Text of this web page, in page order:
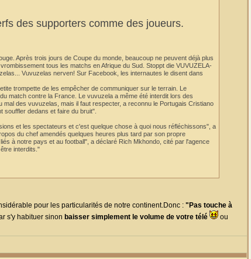
des supporters comme des joueurs.
Après trois jours de Coupe du monde, beaucoup ne peuvent déjà plus
tous les matchs en Afrique du Sud. Stoppt die VUVUZELA-
Vuvuzelas nerven! Sur Facebook, les internautes le disent dans
trompette de les empêcher de communiquer sur le terrain. Le
match contre la France. Le vuvuzela a même été interdit lors des
des vuvuzelas, mais il faut respecter, a reconnu le Portugais Cristiano
souffler dedans et faire du bruit".
et les spectateurs et c'est quelque chose à quoi nous réfléchissons", a
du chef amendés quelques heures plus tard par son propre
à notre pays et au football", a déclaré Rich Mkhondo, cité par l'agence
interdits."
pour les particularités de notre continent.Donc : "Pas touche à
s'y habituer sinon baisser simplement le volume de votre télé
ou